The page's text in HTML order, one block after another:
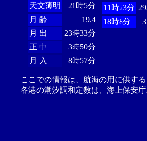
天文薄明
21時5分
月 齢
19.4
月 出
23時33分
正 中
3時50分
月 入
8時57分
11時23分
18時8分
ここでの情報は、航海の用に供す
各港の潮汐調和定数は、海上保安